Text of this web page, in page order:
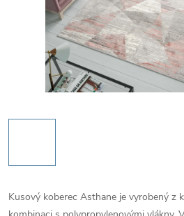
Kusový koberec Asthane je vyrobený z